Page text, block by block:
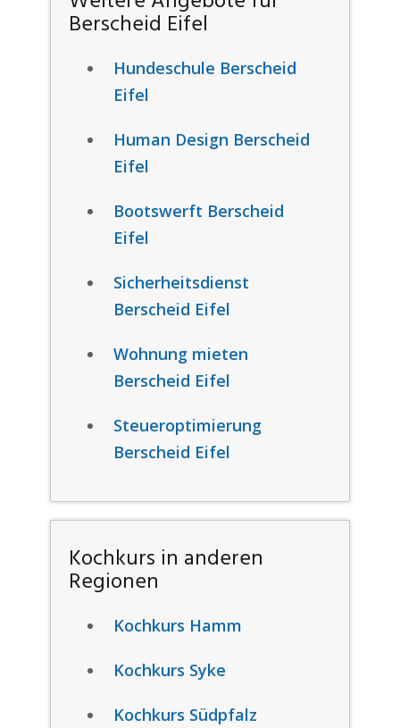
Berscheid Eifel
Hundeschule Berscheid
Eifel
Human Design Berscheid
Eifel
Bootswerft Berscheid
Eifel
Sicherheitsdienst
Berscheid Eifel
Wohnung mieten
Berscheid Eifel
Steueroptimierung
Berscheid Eifel
Kochkurs in anderen
Regionen
Kochkurs Hamm
Kochkurs Syke
Kochkurs Südpfalz